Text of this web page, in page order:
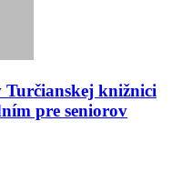
Turčianskej knižnici
pre seniorov